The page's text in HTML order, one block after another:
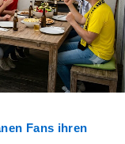
Fans ihren